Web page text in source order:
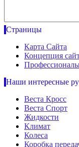
Страницы
Карта Сайта
Концепция
Наши интересные
Веста Кросс
Веста Спорт
Жидкости
Климат
Колеса
Коробка